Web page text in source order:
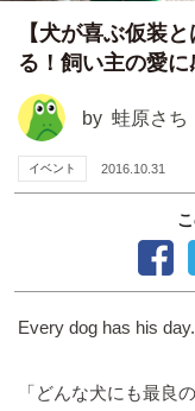
【犬が喜ぶ仮装
る！飼い主の愛
by 蛙原さち
イベント 2016.10.31
Every dog has his day.
「どんな犬にも最良